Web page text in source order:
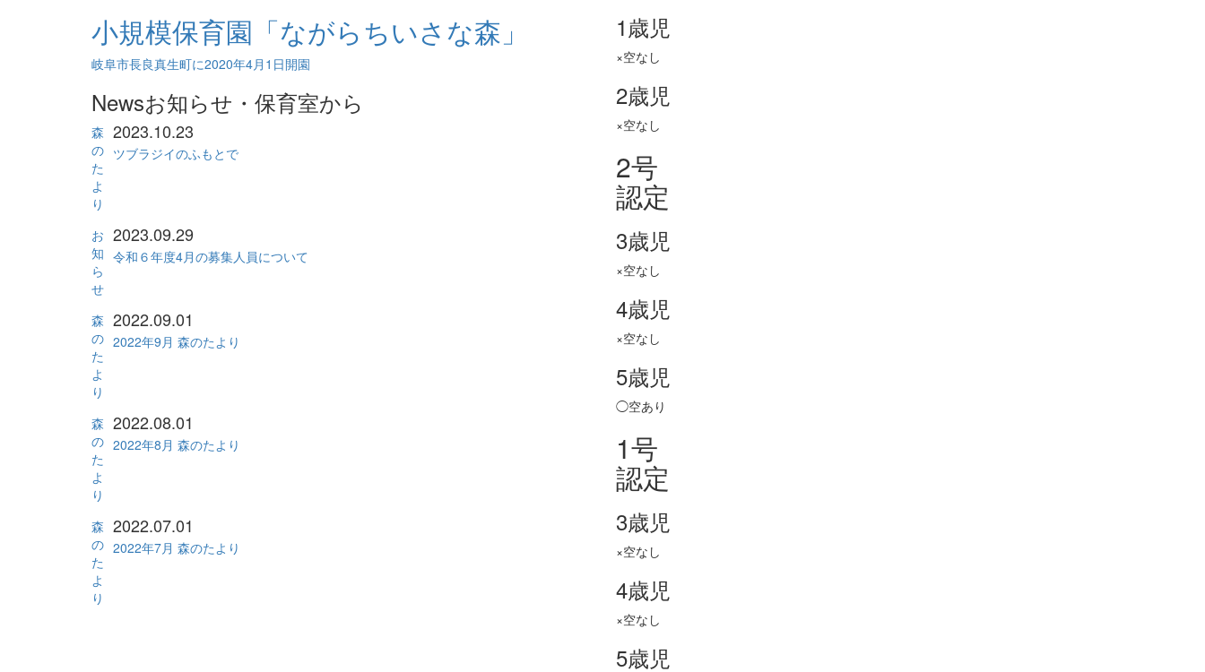
小規模保育園 「ながらちいさな森」
岐阜市長良真生町に2020年4月1日開園
Newsお知らせ・保育室から
森
の
た
よ
り
2023.10.23
ツブラジイのふもとで
お
知
ら
せ
2023.09.29
令和６年度4月の募集人員について
森
の
た
よ
り
2022.09.01
2022年9月 森のたより
森
の
た
よ
り
2022.08.01
2022年8月 森のたより
森
の
た
よ
り
2022.07.01
2022年7月 森のたより
1歳児
×空なし
2歳児
×空なし
2号
認定
3歳児
×空なし
4歳児
×空なし
5歳児
◯空あり
1号
認定
3歳児
×空なし
4歳児
×空なし
5歳児